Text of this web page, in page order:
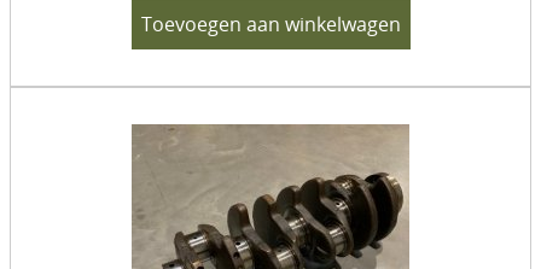
Toevoegen aan winkelwagen